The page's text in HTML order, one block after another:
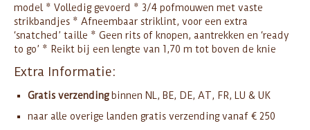
model * Volledig gevoerd * 3/4 pofmouwen met vaste
strikbandjes * Afneembaar striklint, voor een extra
‘snatched’ taille * Geen rits of knopen, aantrekken en ‘ready
to go’ * Reikt bij een lengte van 1,70 m tot boven de knie
Extra Informatie:
Gratis verzendingbinnen NL, BE, DE, AT, FR, LU & UK
naar alle overige landen gratis verzending vanaf € 250